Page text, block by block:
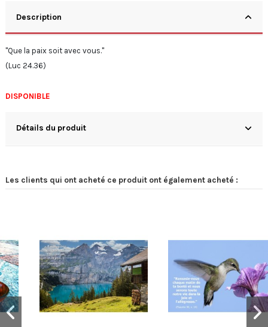
Description
"Que la paix soit avec vous."
(Luc 24.36)
DISPONIBLE
Détails du produit
Les clients qui ont acheté ce produit ont également acheté :